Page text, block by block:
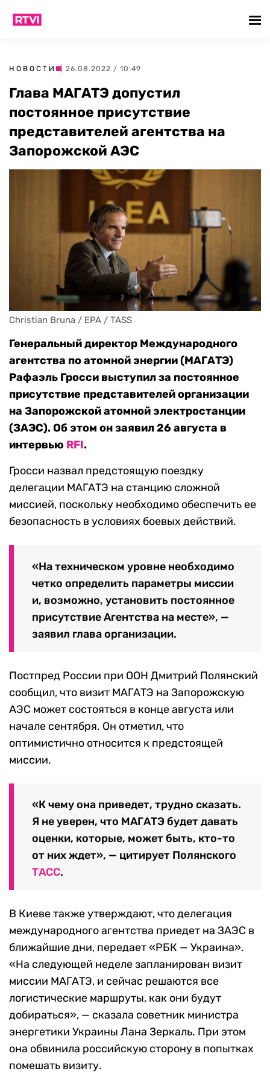
НОВОСТИ | 26.08.2022 / 10:49
Глава МАГАТЭ допустил
постоянное присутствие
представителей агентства на
Запорожской АЭС
Christian Bruna / EPA / TASS
Генеральный директор Международного
агентства по атомной энергии (МАГАТЭ)
Рафаэль Гросси выступил за постоянное
присутствие представителей организации
на Запорожской атомной электростанции
(ЗАЭС). Об этом он заявил 26 августа в
интервью RFI.
Гросси назвал предстоящую поездку
делегации МАГАТЭ на станцию сложной
миссией, поскольку необходимо обеспечить ее
безопасность в условиях боевых действий.
«На техническом уровне необходимо
четко определить параметры миссии
и, возможно, установить постоянное
присутствие Агентства на месте», —
заявил глава организации.
Постпред России при ООН Дмитрий Полянский
сообщил, что визит МАГАТЭ на Запорожскую
АЭС может состояться в конце августа или
начале сентября. Он отметил, что
оптимистично относится к предстоящей
миссии.
«К чему она приведет, трудно сказать.
Я не уверен, что МАГАТЭ будет давать
оценки, которые, может быть, кто-то
от них ждет», — цитирует Полянского
ТАСС.
В Киеве также утверждают, что делегация
международного агентства приедет на ЗАЭС в
ближайшие дни, передает «РБК — Украина».
«На следующей неделе запланирован визит
миссии МАГАТЭ, и сейчас решаются все
логистические маршруты, как они будут
добираться», — сказала советник министра
энергетики Украины Лана Зеркаль. При этом
она обвинила российскую сторону в попытках
помешать визиту.